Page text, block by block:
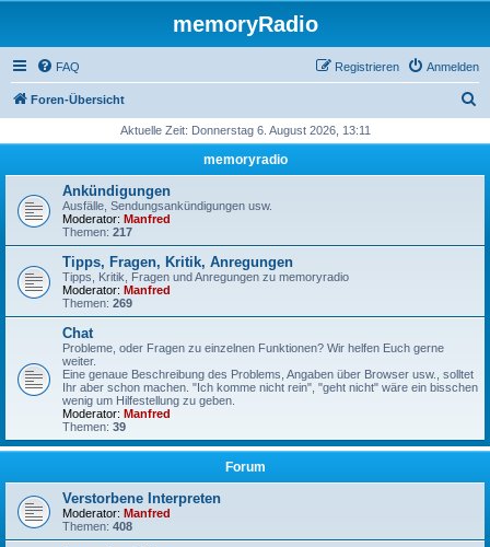
memoryRadio
FAQ Anmelden
Registrieren
Foren-Übersicht
h
Aktuelle Zeit: Donnerstag 6. August 2026, 13:11
memoryradio
Ankündigungen
Ausfälle, Sendungsankündigungen usw.
Moderator: Manfred
Themen: 217
Tipps, Fragen, Kritik, Anregungen
Tipps, Kritik, Fragen und Anregungen zu memoryradio
Moderator: Manfred
Themen: 269
Chat
Probleme, oder Fragen zu einzelnen Funktionen? Wir helfen Euch gerne
weiter.
Eine genaue Beschreibung des Problems, Angaben über Browser usw., solltet
Ihr aber schon machen. "Ich komme nicht rein", "geht nicht" wäre ein bisschen
wenig um Hilfestellung zu geben.
Moderator: Manfred
Themen: 39
Forum
Verstorbene Interpreten
Moderator: Manfred
Themen: 408